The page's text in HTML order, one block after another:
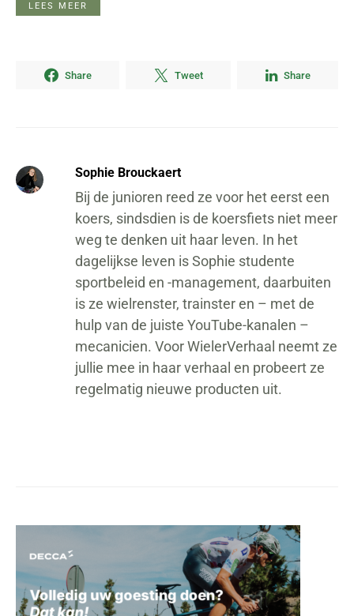
LEES MEER
Share Tweet Share
Sophie Brouckaert
Bij de junioren reed ze voor het eerst een
koers, sindsdien is de koersfiets niet meer
weg te denken uit haar leven. In het
dagelijkse leven is Sophie studente
sportbeleid en -management, daarbuiten
is ze wielrenster, trainster en – met de
hulp van de juiste YouTube-kanalen –
mecanicien. Voor WielerVerhaal neemt ze
jullie mee in haar verhaal en probeert ze
regelmatig nieuwe producten uit.